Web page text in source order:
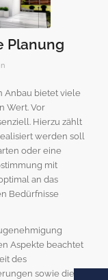
Planung
Anbau bietet viele
Wert. Vor
Hierzu zählt
werden soll
oder eine
mit
an das
Bedürfnisse
Aspekte beachtet
des
sowie die